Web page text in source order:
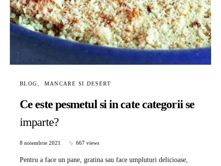
BLOG MANCARE SI DESERT
Ce este pesmetul si in cate categorii se
imparte?
8 noiembrie 2021 667 views
Pentru a face un pane, gratina sau face umpluturi delicioase,